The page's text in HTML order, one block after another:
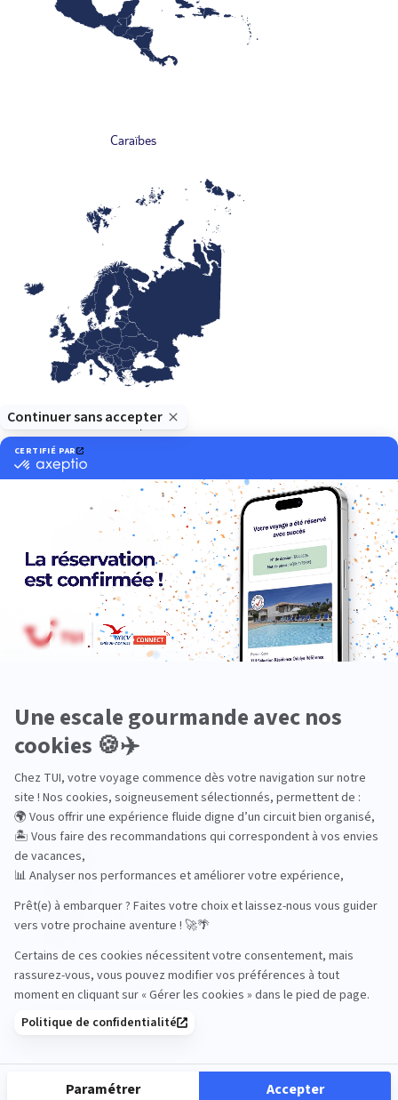
Caraïbes
Europe
Océan Indien